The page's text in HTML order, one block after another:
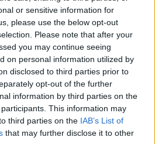
or sensitive information for
please use the below opt-out
Please note that after your
you may continue seeing
on personal information utilized by
disclosed to third parties prior to
opt-out of the further
information by third parties on the
participants. This information may
third parties on the IAB’s List of
that may further disclose it to other
Mikor ültessük ki a málnát?
Mikor van Zsolt névnap?
Mikor lesz a téli napforduló